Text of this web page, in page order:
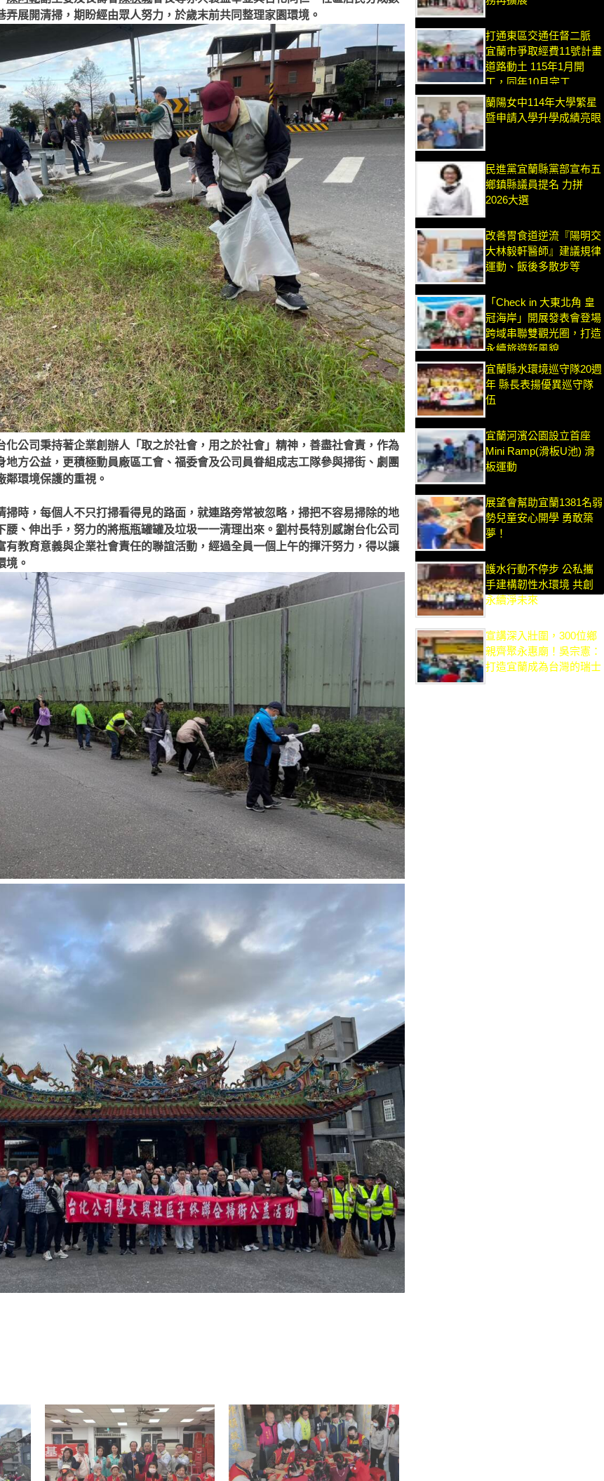
弄展開清掃，期盼經由眾人努力，於歲末前共同整理家園環境。
化公司秉持著企業創辦人「取之於社會，用之於社會」精神，善盡社會責，作為
地方公益，更積極動員廠區工會、福委會及公司員眷組成志工隊參與掃街、劇團
鄰環境保護的重視。
掃時，每個人不只打掃看得見的路面，就連路旁常被忽略，掃把不容易掃除的地
腰、伸出手，努力的將瓶瓶罐罐及垃圾一一清理出來。 劉村長特別感謝台化公司
有教育意義與企業社會責任的聯誼活動，經過全員一個上午的揮汗努力，得以讓
境。
打通東區交通任督二脈
宜蘭市爭取經費11號計畫
道路動土 115年1月開
工，同年10月完工
蘭陽女中114年大學繁星
暨申請入學升學成績亮眼
民進黨宜蘭縣黨部宣布五
鄉鎮縣議員提名 力拼
2026大選
改善胃食道逆流『陽明交
大林毅軒醫師』建議規律
運動、飯後多散步等
「Check in 大東北角 皇
冠海岸」開展發表會登場
跨域串聯雙觀光圈，打造
永續旅遊新風貌
宜蘭縣水環境巡守隊20週
年 縣長表揚優異巡守隊
伍
宜蘭河濱公園設立首座
Mini Ramp(滑板U池) 滑
板運動
展望會幫助宜蘭1381名弱
勢兒童安心開學 勇敢築
夢！
護水行動不停步 公私攜
手建構韌性水環境 共創
永續淨未來
宣講深入壯圍，300位鄉
親齊聚永惠廟！吳宗憲：
打造宜蘭成為台灣的瑞士